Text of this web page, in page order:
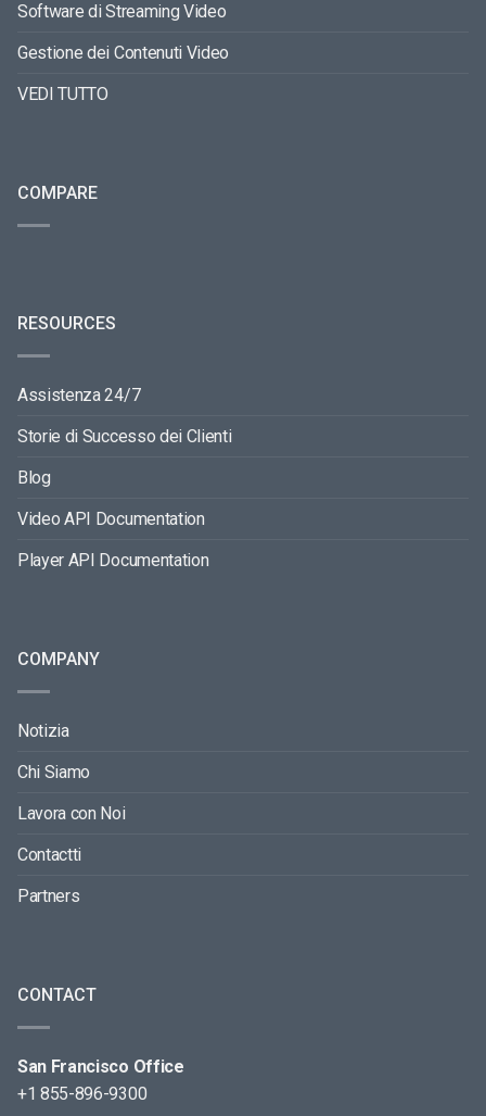
Software di Streaming Video
Gestione dei Contenuti Video
VEDI TUTTO
COMPARE
RESOURCES
Assistenza 24/7
Storie di Successo dei Clienti
Blog
Video API Documentation
Player API Documentation
COMPANY
Notizia
Chi Siamo
Lavora con Noi
Contactti
Partners
CONTACT
San Francisco Office
+1 855-896-9300